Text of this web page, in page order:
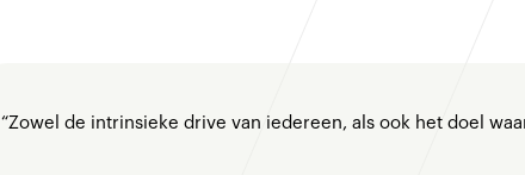
“Zowel de intrinsieke drive van iedereen, als ook het doel